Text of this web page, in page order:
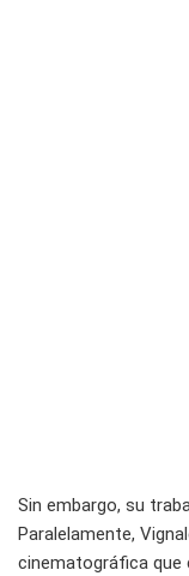
Sin embargo, su
Paralelamente,
cinematográfica que